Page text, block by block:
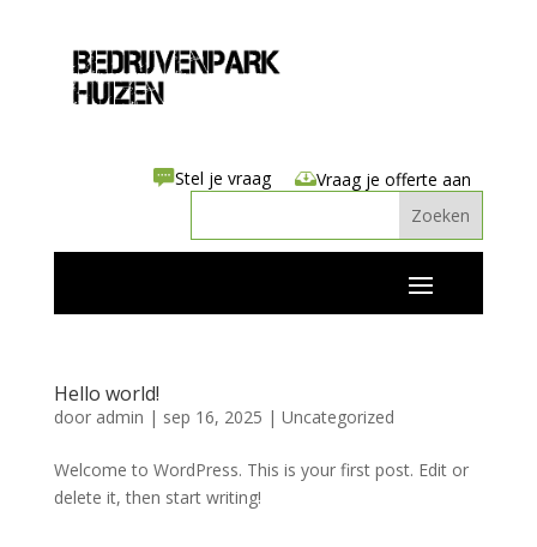
Stel je vraag Vraag je offerte aan
Hello world!
door admin | sep 16, 2025 | Uncategorized
Welcome to WordPress. This is your first post. Edit or
delete it, then start writing!